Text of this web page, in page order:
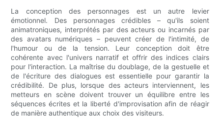
La conception des personnages est un autre levier
émotionnel. Des personnages crédibles – qu'ils soient
animatroniques, interprétés par des acteurs ou incarnés par
des avatars numériques – peuvent créer de l'intimité, de
l'humour ou de la tension. Leur conception doit être
cohérente avec l'univers narratif et offrir des indices clairs
pour l'interaction. La maîtrise du doublage, de la gestuelle et
de l'écriture des dialogues est essentielle pour garantir la
crédibilité. De plus, lorsque des acteurs interviennent, les
metteurs en scène doivent trouver un équilibre entre les
séquences écrites et la liberté d'improvisation afin de réagir
de manière authentique aux choix des visiteurs.